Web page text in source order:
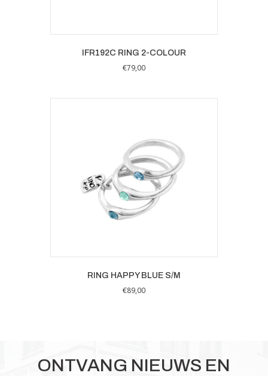
IFR192C RING 2-COLOUR
€79,00
RING HAPPY BLUE S/M
€89,00
ONTVANG NIEUWS EN